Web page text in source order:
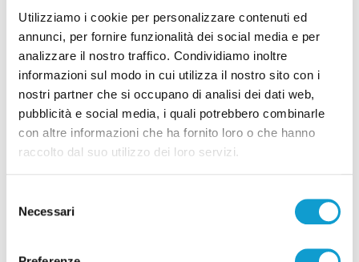
Utilizziamo i cookie per personalizzare contenuti ed
annunci, per fornire funzionalità dei social media e per
analizzare il nostro traffico. Condividiamo inoltre
informazioni sul modo in cui utilizza il nostro sito con i
nostri partner che si occupano di analisi dei dati web,
pubblicità e social media, i quali potrebbero combinarle
con altre informazioni che ha fornito loro o che hanno
raccolto dal suo utilizzo dei loro servizi.
delNecessari
Con sup e windsurf tra le onde, 15 diportisti
salvati nella Riviera del Conero
di Rossella Luciani